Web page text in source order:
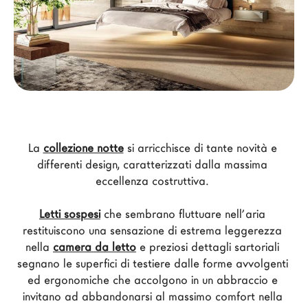
Architetti
LAGO Homes
News
Press
Lavora con noi
La collezione notte si arricchisce di tante novità e
differenti design, caratterizzati dalla massima
eccellenza costruttiva.
Letti sospesi che sembrano fluttuare nell’aria
restituiscono una sensazione di estrema leggerezza
nella camera da letto e preziosi dettagli sartoriali
segnano le superfici di testiere dalle forme avvolgenti
ed ergonomiche che accolgono in un abbraccio e
invitano ad abbandonarsi al massimo comfort nella